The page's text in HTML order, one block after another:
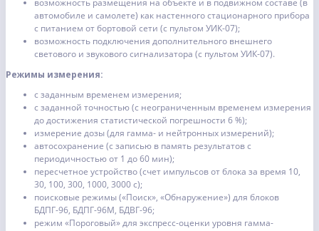
возможность размещения на объекте и в подвижном составе (в
автомобиле и самолете) как настенного стационарного прибора
с питанием от бортовой сети (с пультом УИК-07);
возможность подключения дополнительного внешнего
светового и звукового сигнализатора (с пультом УИК-07).
Режимы измерения:
с заданным временем измерения;
с заданной точностью (с неограниченным временем измерения
до достижения статистической погрешности 6 %);
измерение дозы (для гамма- и нейтронных измерений);
автосохранение (с записью в память результатов с
периодичностью от 1 до 60 мин);
пересчетное устройство (счет импульсов от блока за время 10,
30, 100, 300, 1000, 3000 с);
поисковые режимы («Поиск», «Обнаружение») для блоков
БДПГ-96, БДПГ-96М, БДВГ-96;
режим «Пороговый» для экспресс-оценки уровня гамма-